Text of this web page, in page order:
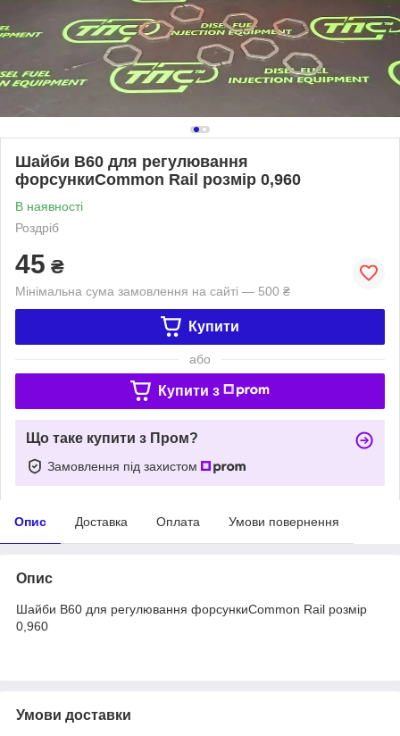
Шайби B60 для регулювання
форсункиCommon Rail розмір 0,960
В наявності
Роздріб
45 ₴
Мінімальна сума замовлення на сайті — 500 ₴
Купити
або
Купити з
Що таке купити з Пром?
Замовлення під захистом
Опис Доставка Оплата Умови повернення
Опис
Шайби B60 для регулювання форсункиCommon Rail розмір
0,960
Умови доставки